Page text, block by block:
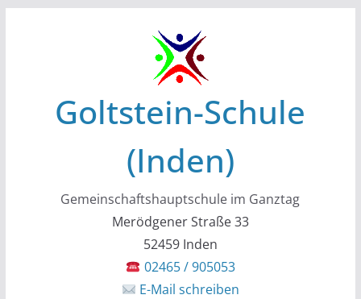
Goltstein-Schule
(Inden)
Gemeinschaftshauptschule im Ganztag
Merödgener Straße 33
52459 Inden
02465 / 905053
E-Mail schreiben